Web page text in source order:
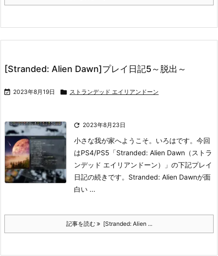
[Stranded: Alien Dawn]プレイ日記5～脱出～
 2023年8月19日  ストランデッド エイリアンドーン
 2023年8月23日
小さな我が家へようこそ。いろはです。 今回
はPS4/PS5「Stranded: Alien Dawn（ストラ
ンデッド エイリアンドーン）」の下記プレイ
日記の続きです。 Stranded: Alien Dawnが面
白い ...
記事を読む [Stranded: Alien ...